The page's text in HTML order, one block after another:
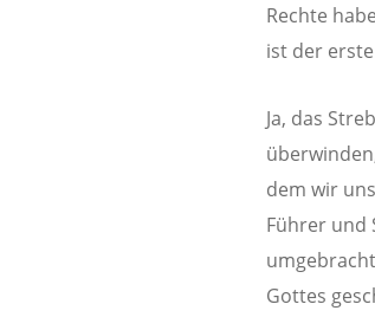
Rechte
ist der
Ja, das
dem wir
Führer und
Gottes